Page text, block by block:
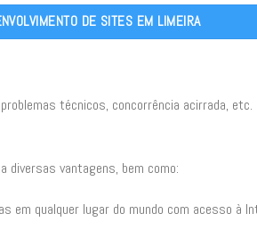
DE SITES EM LIMEIRA
técnicos, concorrência acirrada,
vantagens, bem como:
em qualquer lugar do mundo com acesso à